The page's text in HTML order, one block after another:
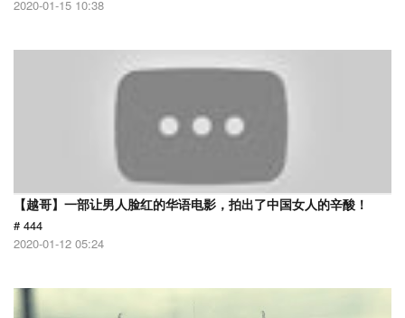
2020-01-15 10:38
【越哥】一部让男人脸红的华语电影，拍出了中国女人的辛酸！
# 444
2020-01-12 05:24